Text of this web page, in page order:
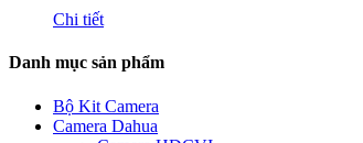
Chi tiết
Danh mục sản phẩm
Bộ Kit Camera
Camera Dahua